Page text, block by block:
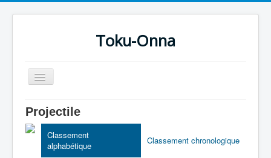
Toku-Onna
Basculer
la
Accueil
Toku-Actrices
Toku-Critiques
Projectile
Classement
alphabétique
Classement chronologique